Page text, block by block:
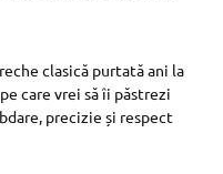
clasică purtată ani la
care vrei să îi păstrezi
precizie și respect